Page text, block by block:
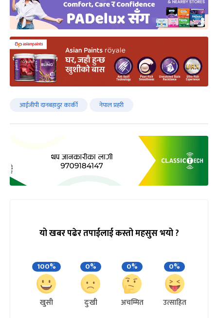
आईजीपी दानबहादुर कार्की नेपाल प्रहरी
यो खबर पढेर तपाईलाई कस्तो महसुस भयो ?
100%
खुसी
0%
दुःखी
0%
अचम्मित
0%
उत्साहित